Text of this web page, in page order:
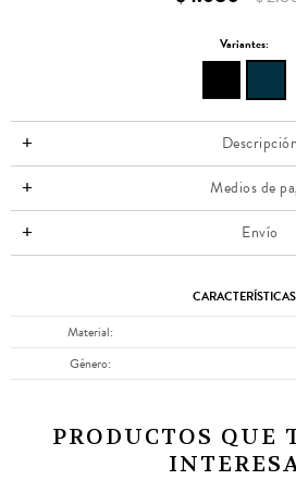
Variantes:
Descripción
Medios de
Envío
CARACTERÍSTICAS
Material
Género
PRODUCTOS QUE